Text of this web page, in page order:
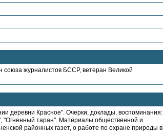
союза журналистов БССР, ветеран Великой
деревни Красное". Очерки, доклады, воспоминания:
"Огненный таран". Материалы общественной и
районных газет, о работе по охране природы в